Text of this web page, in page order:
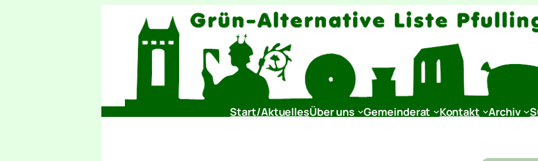
Start/AktuellesÜber uns Gemeinderat Kontakt Archiv